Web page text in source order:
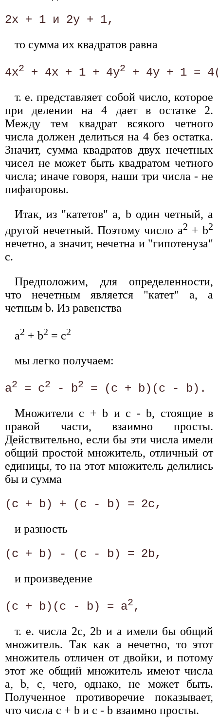
то сумма их квадратов равна
4х2 + 4х + 1 + 4у2 + 4у + 1 =
т. е. представляет собой число, которое
при делении на 4 дает в остатке 2.
Между тем квадрат всякого четного
числа должен делиться на 4 без остатка.
Значит, сумма квадратов двух нечетных
чисел не может быть квадратом четного
числа; иначе говоря, наши три числа - не
пифагоровы.
Итак, из "катетов" а, b один четный, а
другой нечетный. Поэтому число а2 + b2
нечетно, а значит, нечетна и "гипотенуза"
с.
Предположим, для определенности,
что нечетным является "катет" а, а
четным b. Из равенства
а2 + b2 = с2
мы легко получаем:
а2 = с2 - b2
Множители с + b и с - b, стоящие в
правой части, взаимно просты.
Действительно, если бы эти числа имели
общий простой множитель, отличный от
единицы, то на этот множитель делились
бы и сумма
и разность
и произведение
(с + b)(с - b) = а2
т. е. числа 2с, 2b и а имели бы общий
множитель. Так как а нечетно, то этот
множитель отличен от двойки, и потому
этот же общий множитель имеют числа
а, b, с, чего, однако, не может быть.
Полученное противоречие показывает,
что числа с + b и с - b взаимно просты.